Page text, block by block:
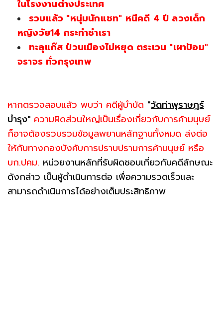
ในโรงงานต่างประเทศ
รวบแล้ว "หนุ่มนักแชท" หนีคดี 4 ปี ลวงเด็ก
หญิงวัย14 กระทำชำเรา
ทะลุแก๊ส ป่วนเมืองไม่หยุด ตระเวน "เผาป้อม"
จราจร ทั่วกรุงเทพ
หากตรวจสอบแล้ว พบว่า คดีผู้บำบัด "วัดท่าพุราษฎร์
บำรุง" ความผิดส่วนใหญ่เป็นเรื่องเกี่ยวกับการค้ามนุษย์
ก็อาจต้องรวบรวมข้อมูลพยานหลักฐานทั้งหมด ส่งต่อ
ให้กับทางกองบังคับการปราบปรามการค้ามนุษย์ หรือ
บก.ปคม. หน่วยงานหลักที่รับผิดชอบเกี่ยวกับคดีลักษณะ
ดังกล่าว เป็นผู้ดำเนินการต่อ เพื่อความรวดเร็วและ
สามารถดำเนินการได้อย่างเต็มประสิทธิภาพ